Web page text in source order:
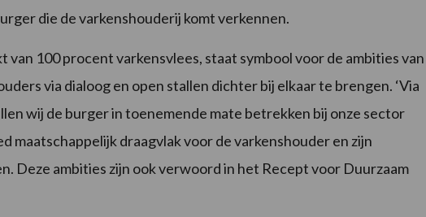
die de varkenshouderij komt verkennen.
van 100 procent varkensvlees, staat symbool voor de ambities van
via dialoog en open stallen dichter bij elkaar te brengen. ‘Via
wij de burger in toenemende mate betrekken bij onze sector
maatschappelijk draagvlak voor de varkenshouder en zijn
Deze ambities zijn ook verwoord in het Recept voor Duurzaam